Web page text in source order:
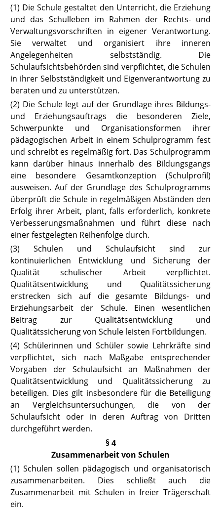
(1) Die Schule gestaltet den Unterricht, die Erziehung
und das Schulleben im Rahmen der Rechts- und
Verwaltungsvorschriften in eigener Verantwortung.
Sie verwaltet und organisiert ihre inneren
Angelegenheiten selbstständig. Die
Schulaufsichtsbehörden sind verpflichtet, die Schulen
in ihrer Selbstständigkeit und Eigenverantwortung zu
beraten und zu unterstützen.
(2) Die Schule legt auf der Grundlage ihres Bildungs-
und Erziehungsauftrags die besonderen Ziele,
Schwerpunkte und Organisationsformen ihrer
pädagogischen Arbeit in einem Schulprogramm fest
und schreibt es regelmäßig fort. Das Schulprogramm
kann darüber hinaus innerhalb des Bildungsgangs
eine besondere Gesamtkonzeption (Schulprofil)
ausweisen. Auf der Grundlage des Schulprogramms
überprüft die Schule in regelmäßigen Abständen den
Erfolg ihrer Arbeit, plant, falls erforderlich, konkrete
Verbesserungsmaßnahmen und führt diese nach
einer festgelegten Reihenfolge durch.
(3) Schulen und Schulaufsicht sind zur
kontinuierlichen Entwicklung und Sicherung der
Qualität schulischer Arbeit verpflichtet.
Qualitätsentwicklung und Qualitätssicherung
erstrecken sich auf die gesamte Bildungs- und
Erziehungsarbeit der Schule. Einen wesentlichen
Beitrag zur Qualitätsentwicklung und
Qualitätssicherung von Schule leisten Fortbildungen.
(4) Schülerinnen und Schüler sowie Lehrkräfte sind
verpflichtet, sich nach Maßgabe entsprechender
Vorgaben der Schulaufsicht an Maßnahmen der
Qualitätsentwicklung und Qualitätssicherung zu
beteiligen. Dies gilt insbesondere für die Beteiligung
an Vergleichsuntersuchungen, die von der
Schulaufsicht oder in deren Auftrag von Dritten
durchgeführt werden.
§ 4
Zusammenarbeit von Schulen
(1) Schulen sollen pädagogisch und organisatorisch
zusammenarbeiten. Dies schließt auch die
Zusammenarbeit mit Schulen in freier Trägerschaft
ein.